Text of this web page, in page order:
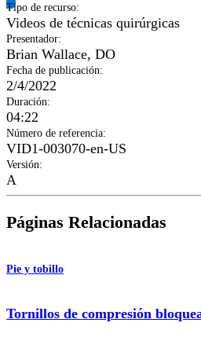
Tipo de recurso:
Videos de técnicas quirúrgicas
Presentador:
Brian Wallace, DO
Fecha de publicación:
2/4/2022
Duración:
04:22
Número de referencia:
VID1-003070-en-US
Versión:
A
Páginas Relacionadas
Pie y tobillo
Tornillos de compresión